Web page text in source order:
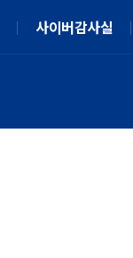
사이버감사실